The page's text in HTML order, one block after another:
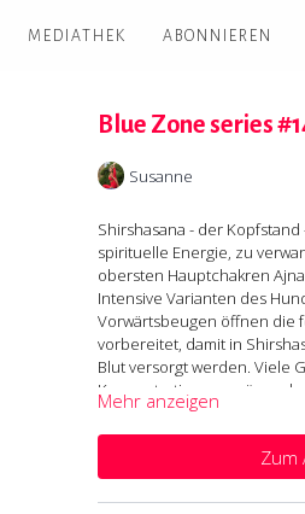
MEDIATHEK ABONNIEREN
Blue Zone series
Susanne
Shirshasana - der
spirituelle Energie, zu
obersten Hauptchakren
Intensive Varianten des
Vorwärtsbeugen öffnen die
vorbereitet, damit in
Blut versorgt werden. Viele
Konzentrationsvermögen,
Du siehst, du wirst auch
Energie gerade kein Thema
Kopfstand noch nicht
weiß.....
Mehr anzeigen
Zum